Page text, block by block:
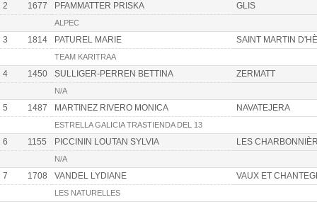
2 1677 PFAMMATTER PRISKA GLIS
ALPEC
3 1814 PATUREL MARIE SAINT MARTIN
TEAM KARITRAA
4 1450 SULLIGER-PERREN BETTINA ZERMATT
N/A
5 1487 MARTINEZ RIVERO MONICA NAVATEJERA
ESTRELLA GALICIA TRASTIENDA DEL 13
6 1155 PICCININ LOUTAN SYLVIA LES
N/A
7 1708 VANDEL LYDIANE VAUX ET
LES NATURELLES